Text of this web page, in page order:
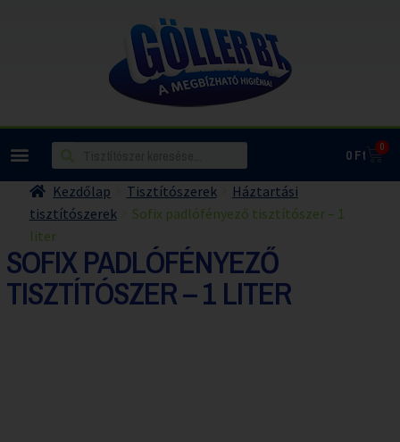
0Ft 0
Kezdőlap Tisztítószerek
Háztartási
tisztítószerek
Sofix padlófényező tisztítószer – 1
liter
SOFIX PADLÓFÉNYEZŐ
TISZTÍTÓSZER – 1 LITER